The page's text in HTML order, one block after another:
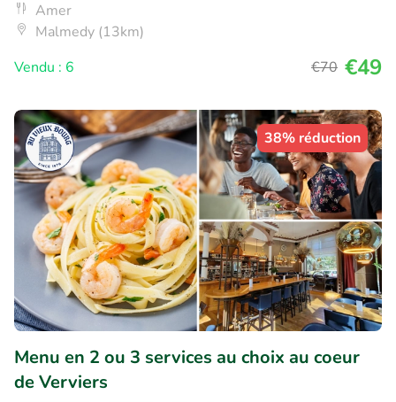
Amer
Malmedy (13km)
Vendu : 6
€70 €49
38% réduction
Menu en 2 ou 3 services au choix au coeur
de Verviers